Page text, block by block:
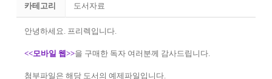
카테고리 도서자료
안녕하세요. 프리렉입니다.
<<모바일 웹>>을 구매한 독자 여러분께 감사드립니다.
첨부파일은 해당 도서의 예제파일입니다.